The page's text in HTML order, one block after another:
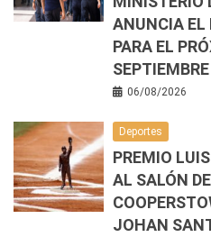
ANUNCIA EL
PARA EL
SEPTIEMBRE
06/08/2026
Deportes
PREMIO
AL SALÓN
JOHAN